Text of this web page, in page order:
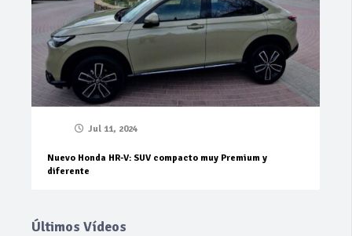
Jul 11, 2024
Nuevo Honda HR-V: SUV compacto muy Premium y
diferente
Últimos Vídeos